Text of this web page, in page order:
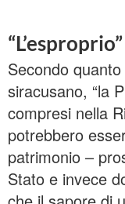
“L’esproprio”
Secondo
siracusano, “la
compresi nella
potrebbero
patrimonio –
Stato e invece